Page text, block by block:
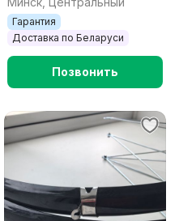
Гарантия
Доставка по Беларуси
Позвонить